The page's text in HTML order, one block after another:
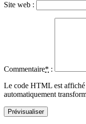
Site web :
Commentaire* :
Le code HTML est affiché
automatiquement
Prévisualiser